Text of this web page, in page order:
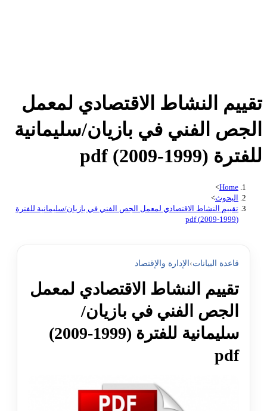
تقييم النشاط الاقتصادي لمعمل
الجص الفني في بازيان/سليمانية
للفترة (1999-2009) pdf
Home
>
البحوث>
تقييم النشاط الاقتصادي لمعمل الجص الفني في بازيان/سليمانية للفترة
(1999-2009) pdf
قاعدة البيانات› الإدارة والإقتصاد
تقييم النشاط الاقتصادي لمعمل
الجص الفني في بازيان/
سليمانية للفترة (1999-2009)
pdf